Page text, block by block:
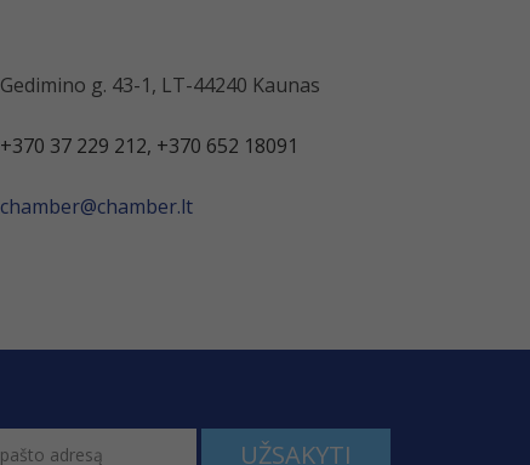
Gedimino g. 43-1, LT-44240 Kaunas
+370 37 229 212, +370 652 18091
chamber@chamber.lt